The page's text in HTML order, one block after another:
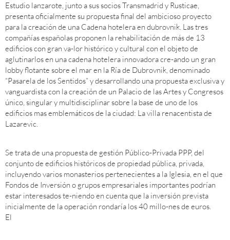
Estudio lanzarote, junto a sus socios Transmadrid y Rusticae,
presenta oficialmente su propuesta final del ambicioso proyecto
para la creación de una Cadena hotelera en dubrovnik. Las tres
compañías españolas proponen la rehabilitación de más de 13
edificios con gran va-lor histórico y cultural con el objeto de
aglutinarlos en una cadena hotelera innovadora cre-ando un gran
lobby flotante sobre el mar en la Ría de Dubrovnik, denominado
“Pasarela de los Sentidos” y desarrollando una propuesta exclusiva y
vanguardista con la creación de un Palacio de las Artes y Congresos
único, singular y multidisciplinar sobre la base de uno de los
edificios mas emblemáticos de la ciudad: La villa renacentista de
Lazarevic.
Se trata de una propuesta de gestión Público-Privada PPP, del
conjunto de edificios históricos de propiedad pública, privada,
incluyendo varios monasterios pertenecientes a la Iglesia, en el que
Fondos de Inversión o grupos empresariales importantes podrían
estar interesados te-niendo en cuenta que la inversión prevista
inicialmente de la operación rondaría los 40 millo-nes de euros.
El